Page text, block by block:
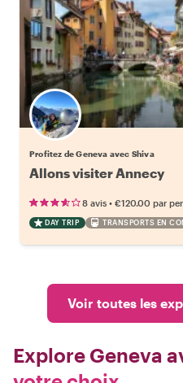
Profitez de Geneva avec Shiva
Allons visiter Annecy
8 avis • €120.00 par
DAY TRIP TRANSPORTS EN
Voir toutes les
Explore Geneva